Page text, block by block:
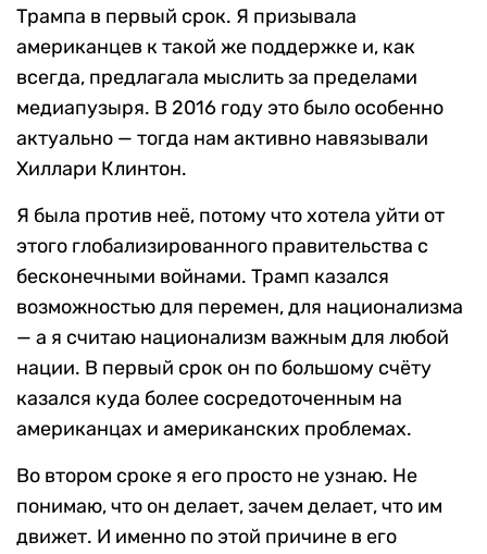
Трампа в первый срок. Я призывала
американцев к такой же поддержке и, как
всегда, предлагала мыслить за пределами
медиапузыря. В 2016 году это было особенно
актуально — тогда нам активно навязывали
Хиллари Клинтон.
Я была против неё, потому что хотела уйти от
этого глобализированного правительства с
бесконечными войнами. Трамп казался
возможностью для перемен, для национализма
— а я считаю национализм важным для любой
нации. В первый срок он по большому счёту
казался куда более сосредоточенным на
американцах и американских проблемах.
Во втором сроке я его просто не узнаю. Не
понимаю, что он делает, зачем делает, что им
движет. И именно по этой причине в его